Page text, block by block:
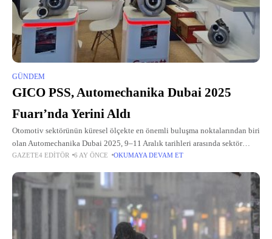
GÜNDEM
GICO PSS, Automechanika Dubai 2025
Fuarı’nda Yerini Aldı
Otomotiv sektörünün küresel ölçekte en önemli buluşma noktalarından biri
olan Automechanika Dubai 2025, 9–11 Aralık tarihleri arasında sektör
profesyonellerini bir araya getirdi.
GAZETE4 EDITÖR 6 AY ÖNCE OKUMAYA DEVAM ET